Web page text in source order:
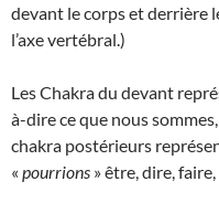
devant le corps et derrière
l’axe vertébral.)
Les Chakra du devant
à-dire ce que nous
chakra postérieurs
« pourrions » être, dire,